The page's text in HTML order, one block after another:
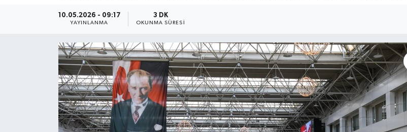
10.05.2026 - 09:17
YAYINLANMA
3 DK
OKUNMA SÜRESI
KÜLTÜR SANAT
SAĞLIK
BİLİM VE TEKNOLOJİ
OTOMOBİL
Son Dakika Haberleri
Haber Arşivi